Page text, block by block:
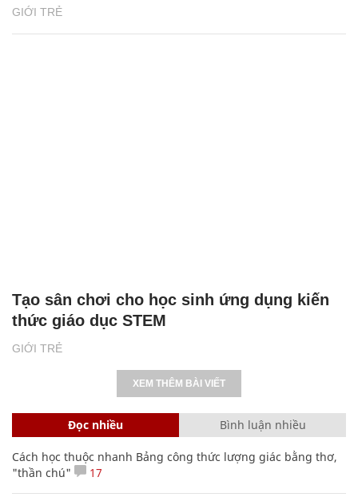
GIỚI TRẺ
GIỚI TRẺ
Tạo sân chơi cho học sinh ứng dụng kiến
thức giáo dục STEM
XEM THÊM BÀI VIẾT
Đọc nhiều Bình luận nhiều
Cách học thuộc nhanh Bảng công thức lượng giác bằng thơ,
"thần chú"
17